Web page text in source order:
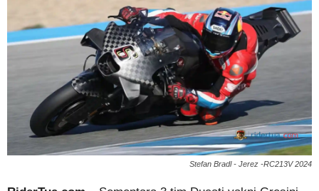
Stefan Bradl - Jerez -RC213V 2024